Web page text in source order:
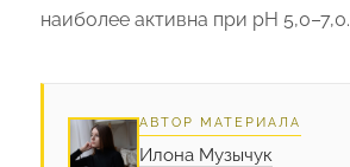
наиболее активна при pH 5,0–7,0.
АВТОР МАТЕРИАЛА
Илона Музычук